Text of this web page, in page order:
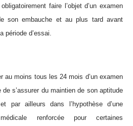
faire l’objet d’un examen
son embauche et au plus tard avant
période d’essai.
au moins tous les 24 mois d’un examen
s’assurer du maintien de son aptitude
par ailleurs dans l’hypothèse d’une
renforcée pour certaines